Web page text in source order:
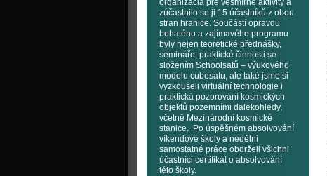
organizácia pre vesmírné aktivity a
zúčastnilo se ji 15 účastníků z obou
stran hranice. Součástí opravdu
bohatého a zajímavého programu
byly nejen teoretické přednášky,
semináře, praktické činnosti se
složením Schoolsatů – výukového
modelu cubesatu, ale také jsme si
vyzkoušeli virtuální technologie i
praktická pozorování kosmických
objektů pozemními dalekohledy,
včetně Mezinárodní kosmické
stanice. Po úspěšném absolvování
víkendové školy a nedělní
samostatné práce obdrželi všichni
účastníci certifikát o absolvování
této školy.